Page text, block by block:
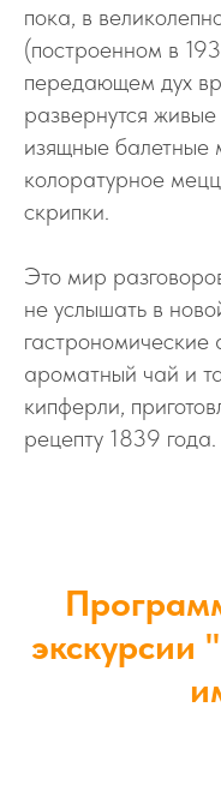
пока, в
(построенном в
передающем дух
развернутся
изящные
колоратурное
скрипки.
Это мир
не услышать в
ароматный чай и
кипферли,
рецепту 1839 года.
экскурсии